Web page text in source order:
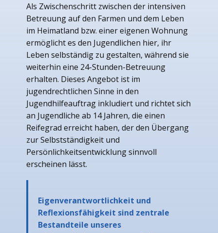
Als Zwischenschritt zwischen der intensiven
Betreuung auf den Farmen und dem Leben
im Heimatland bzw. einer eigenen Wohnung
ermöglicht es den Jugendlichen hier, ihr
Leben selbständig zu gestalten, während sie
weiterhin eine 24-Stunden-Betreuung
erhalten. Dieses Angebot ist im
jugendrechtlichen Sinne in den
Jugendhilfeauftrag inkludiert und richtet sich
an Jugendliche ab 14 Jahren, die einen
Reifegrad erreicht haben, der den Übergang
zur Selbstständigkeit und
Persönlichkeitsentwicklung sinnvoll
erscheinen lässt.
Eigenverantwortlichkeit und
Reflexionsfähigkeit sind zentrale
Bestandteile unseres